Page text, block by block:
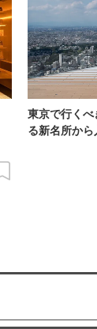
東京で行く
る新名所か